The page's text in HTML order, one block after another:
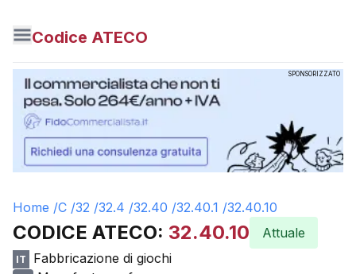
Codice ATECO
SPONSORIZZATO
Home /C /32 /32.4 /32.40 /32.40.1 /32.40.10
CODICE ATECO: 32.40.10 Attuale
IT Fabbricazione di giochi